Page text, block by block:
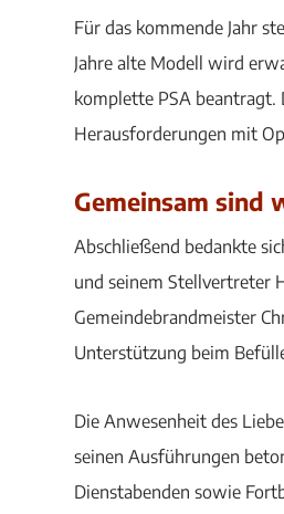
Für das kommende Jahr
Jahre alte Modell wird
komplette PSA beantragt.
Herausforderungen mit
Gemeinsam sind
Abschließend bedankte
und seinem Stellvertreter
Gemeindebrandmeister
Unterstützung beim
Die Anwesenheit des
seinen Ausführungen
Dienstabenden sowie